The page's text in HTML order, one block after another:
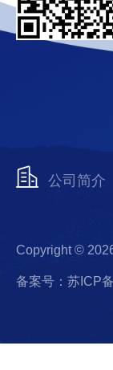
公司简介
Copyright ©
备案号：苏ICP